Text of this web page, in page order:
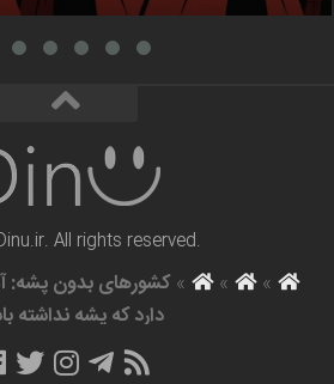
All rights reserved.
»
»
»کشورهای بدون پشه:
دارد که پشه نداشته